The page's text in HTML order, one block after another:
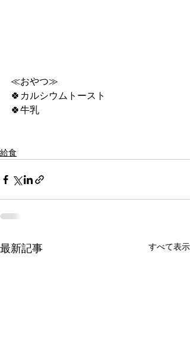
≪おやつ≫
🍀カルシウムトースト
🍀牛乳
給食
最新記事 すべて表示